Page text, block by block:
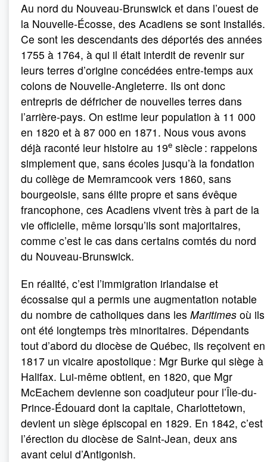
Au nord du Nouveau-Brunswick et dans l’ouest de
la Nouvelle-Écosse, des Acadiens se sont installés.
Ce sont les descendants des déportés des années
1755 à 1764, à qui il était interdit de revenir sur
leurs terres d’origine concédées entre-temps aux
colons de Nouvelle-Angleterre. Ils ont donc
entrepris de défricher de nouvelles terres dans
l’arrière-pays. On estime leur population à 11 000
en 1820 et à 87 000 en 1871. Nous vous avons
déjà raconté leur histoire au 19e siècle : rappelons
simplement que, sans écoles jusqu’à la fondation
du collège de Memramcook vers 1860, sans
bourgeoisie, sans élite propre et sans évêque
francophone, ces Acadiens vivent très à part de la
vie officielle, même lorsqu’ils sont majoritaires,
comme c’est le cas dans certains comtés du nord
du Nouveau-Brunswick.
En réalité, c’est l’immigration irlandaise et
écossaise qui a permis une augmentation notable
du nombre de catholiques dans les Maritimes où ils
ont été longtemps très minoritaires. Dépendants
tout d’abord du diocèse de Québec, ils reçoivent en
1817 un vicaire apostolique : Mgr Burke qui siège à
Halifax. Lui-même obtient, en 1820, que Mgr
McEachem devienne son coadjuteur pour l’Île-du-
Prince-Édouard dont la capitale, Charlottetown,
devient un siège épiscopal en 1829. En 1842, c’est
l’érection du diocèse de Saint-Jean, deux ans
avant celui d’Antigonish.